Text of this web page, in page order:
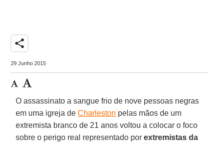
share
29 Junho 2015
O assassinato a sangue frio de nove pessoas negras
em uma igreja deCharleston pelas mãos de um
extremista branco de 21 anos voltou a colocar o foco
sobre o perigo real representado porextremistas da